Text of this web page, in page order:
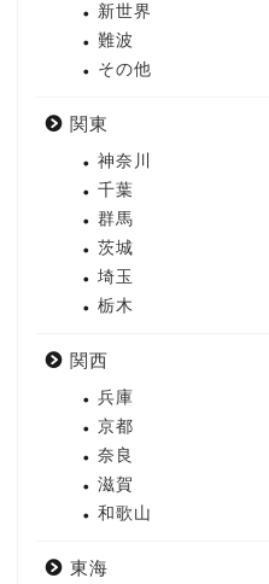
新世界
難波
その他
関東
神奈川
千葉
群馬
茨城
埼玉
栃木
関西
兵庫
京都
奈良
滋賀
和歌山
東海